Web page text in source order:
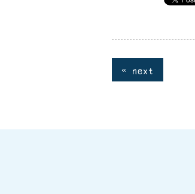
« next